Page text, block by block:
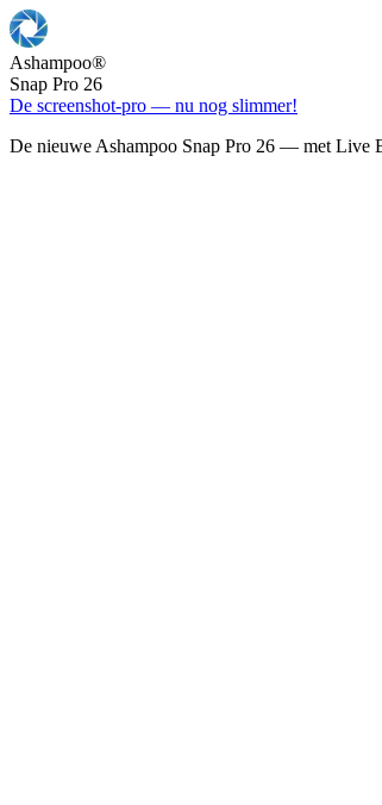
Ashampoo®
Snap Pro 26
De screenshot-pro — nu nog slimmer!
De nieuwe Ashampoo Snap Pro 26 — met Live